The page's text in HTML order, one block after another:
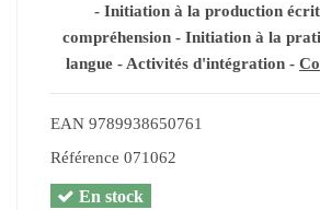
- Initiation à la production
compréhension - Initiation à la
langue - Activités d'intégration -
EAN 9789938650761
Référence 071062
En stock